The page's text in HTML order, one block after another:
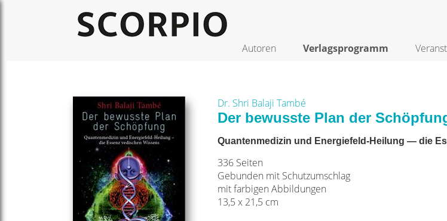
Autoren Verlagsprogramm
Dr. Shri Balaji També
Der bewusste Plan der
Quantenmedizin und Energiefeld-Heilung — die
336 Seiten
Gebunden mit Schutzumschlag
mit farbigen Abbildungen
13,5 x 21,5 cm